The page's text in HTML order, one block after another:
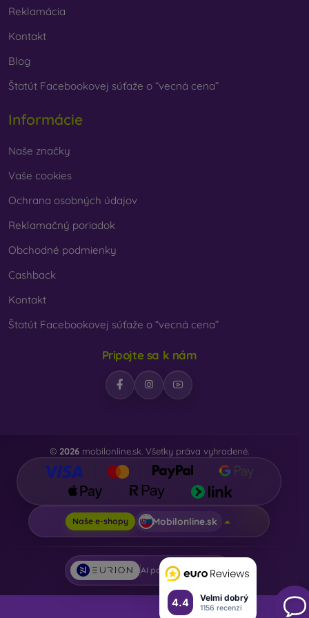
4.4 Velmi dobrý
1156 recenzí
Reklamácia
Kontakt
Blog
Štatút Facebookovej súťaže o “vecná cena”
Informácie
Naše značky
Vaše cookies
Ochrana osobných údajov
Reklamačný poriadok
Obchodné podmienky
Cashback
Kontakt
Štatút Facebookovej súťaže o “vecná cena”
Pripojte sa k nám
© 2026mobilonline.sk. Všetky práva vyhradené.
Naše e-shopy Mobilonline.sk
AI powered byEurion